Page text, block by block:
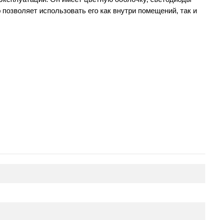
использовать его как внутри помещений, так и